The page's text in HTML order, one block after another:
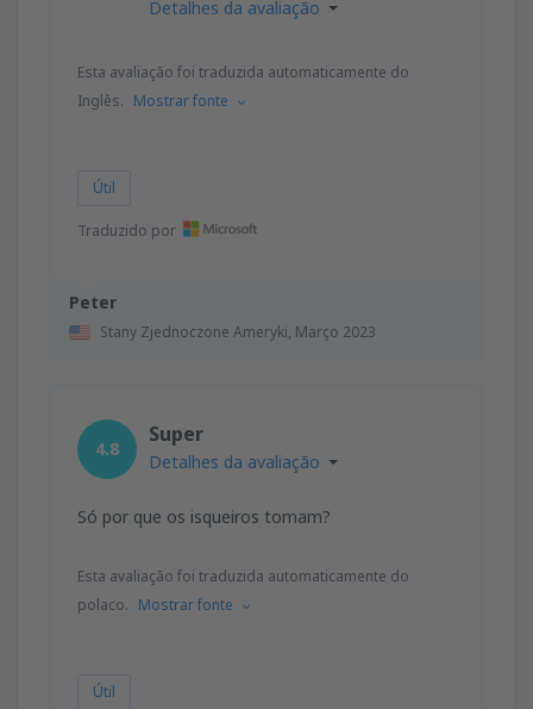
Peter
Stany Zjednoczone Ameryki, Março 2023
Detalhes da avaliação
Esta avaliação foi traduzida automaticamente do
Inglês. Mostrar fonte
Útil
Traduzido por
4.8
Super
Detalhes da avaliação
Só por que os isqueiros tomam?
Esta avaliação foi traduzida automaticamente do
polaco. Mostrar fonte
Útil